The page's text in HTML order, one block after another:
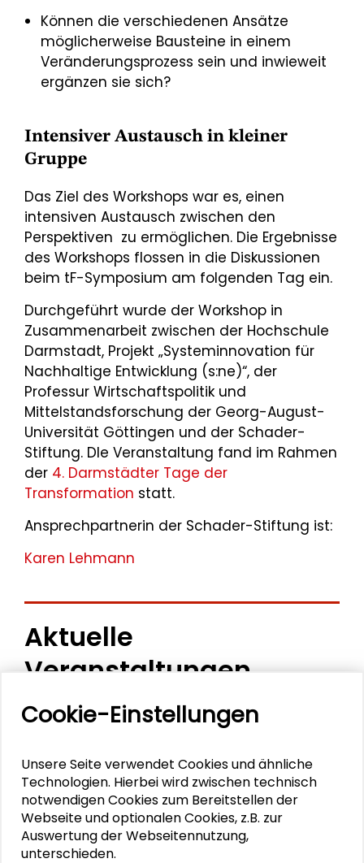
Können die verschiedenen Ansätze
möglicherweise Bausteine in einem
Veränderungsprozess sein und inwieweit
ergänzen sie sich?
Intensiver Austausch in kleiner
Gruppe
Das Ziel des Workshops war es, einen
intensiven Austausch zwischen den
Perspektiven zu ermöglichen. Die Ergebnisse
des Workshops flossen in die Diskussionen
beim tF-Symposium am folgenden Tag ein.
Durchgeführt wurde der Workshop in
Zusammenarbeit zwischen der Hochschule
Darmstadt, Projekt „Systeminnovation für
Nachhaltige Entwicklung (s:ne)“, der
Professur Wirtschaftspolitik und
Mittelstandsforschung der Georg-August-
Universität Göttingen und der Schader-
Stiftung. DIe Veranstaltung fand im Rahmen
der 4. Darmstädter Tage der
Transformation statt.
Ansprechpartnerin der Schader-Stiftung ist:
Karen Lehmann
Aktuelle
Veranstaltungen
11. Internationale Waldkunstkonferenz
Schlüsseltexte für die Wirtschaft von morgen
Zusammen mehr erreichen – Zukunftsbündnis im
Dialog
Cookie-Einstellungen
Unsere Seite verwendet Cookies und ähnliche
Technologien. Hierbei wird zwischen technisch
notwendigen Cookies zum Bereitstellen der
Webseite und optionalen Cookies, z.B. zur
Auswertung der Webseitennutzung,
unterschieden.